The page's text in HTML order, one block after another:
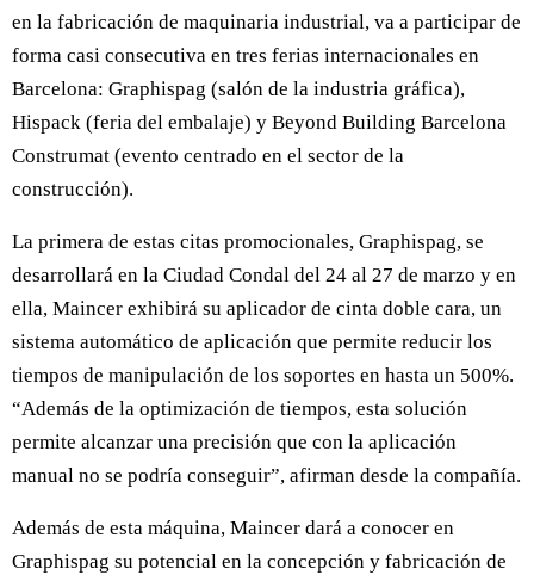
en la fabricación de maquinaria industrial, va a participar de
forma casi consecutiva en tres ferias internacionales en
Barcelona: Graphispag (salón de la industria gráfica),
Hispack (feria del embalaje) y Beyond Building Barcelona
Construmat (evento centrado en el sector de la
construcción).
La primera de estas citas promocionales, Graphispag, se
desarrollará en la Ciudad Condal del 24 al 27 de marzo y en
ella, Maincer exhibirá su aplicador de cinta doble cara, un
sistema automático de aplicación que permite reducir los
tiempos de manipulación de los soportes en hasta un 500%.
“Además de la optimización de tiempos, esta solución
permite alcanzar una precisión que con la aplicación
manual no se podría conseguir”, afirman desde la compañía.
Además de esta máquina, Maincer dará a conocer en
Graphispag su potencial en la concepción y fabricación de